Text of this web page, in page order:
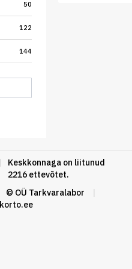
50
122
144
|
Keskkonnaga on liitunud
2216 ettevõtet.
© OÜ Tarkvaralabor
|